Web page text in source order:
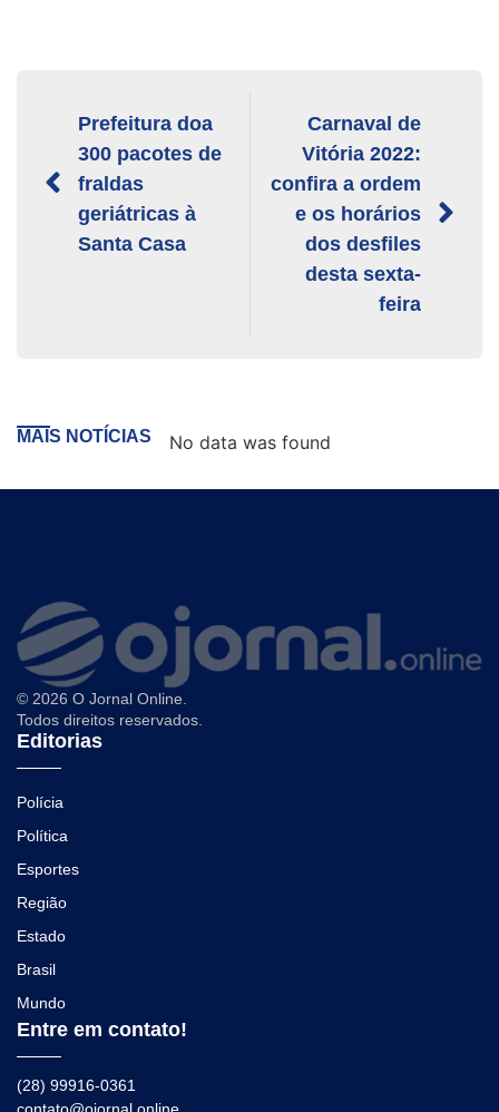
Prefeitura doa
300 pacotes de
fraldas
geriátricas à
Santa Casa
Carnaval de
Vitória 2022:
confira a ordem
e os horários
dos desfiles
desta sexta-
feira
MAIS NOTÍCIAS No data was found
© 2026 O Jornal Online.
Todos direitos reservados.
Editorias
Polícia
Política
Esportes
Região
Estado
Brasil
Mundo
Entre em contato!
(28) 99916-0361